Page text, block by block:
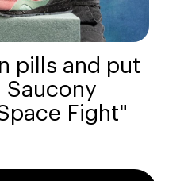
pills and put
Saucony
Fight"